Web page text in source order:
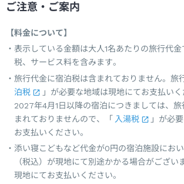
ご注意・ご案内
【料金について】
表示している金額は大人1名あたりの旅行代
税、サービス料を含みます。
旅行代金に宿泊税は含まれておりません。旅
泊税
」が必要な地域は現地にてお支払いく
2027年4月1日以降の宿泊につきましては、
まれておりませんので、「 入湯税
」が必
お支払いください。
添い寝こどもなど代金が0円の宿泊施設にお
（税込）が現地にて別途かかる場合がござい
現地にてお支払いください。